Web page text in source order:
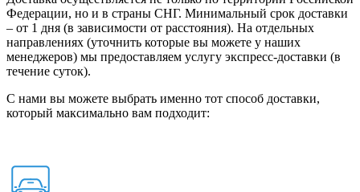
Федерации, но и в страны СНГ. Минимальный срок доставки
– от 1 дня (в зависимости от расстояния). На отдельных
направлениях (уточнить которые вы можете у наших
менеджеров) мы предоставляем услугу экспресс-доставки (в
течение суток).
С нами вы можете выбрать именно тот способ доставки,
который максимально вам подходит: